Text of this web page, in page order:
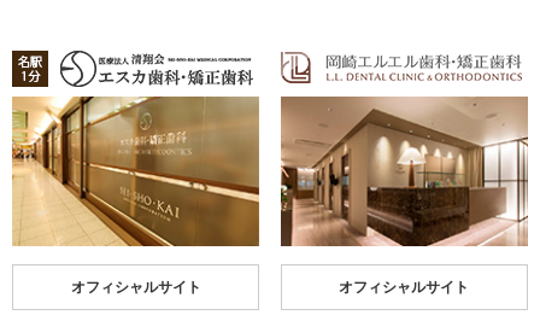
オフィシャルサイト オフィシャルサイト